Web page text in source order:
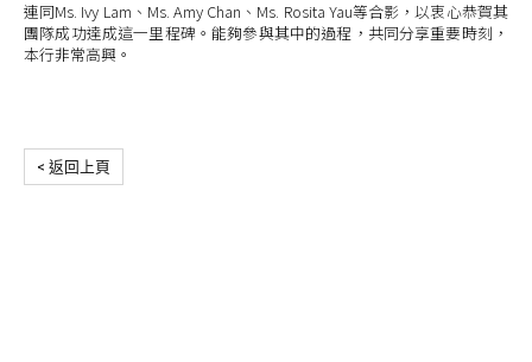
連同Ms. Ivy Lam、Ms. Amy Chan、Ms. Rosita Yau等合影，以衷心恭賀其
團隊成功達成這一里程碑。能夠參與其中的過程，共同分享重要時刻，
本行非常高興。
< 返回上頁